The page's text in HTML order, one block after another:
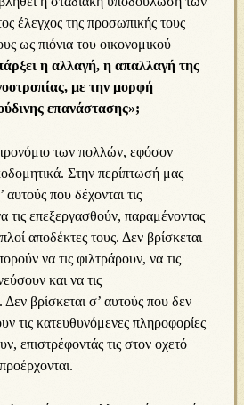
έλεγχος της προσωπικής τους
ως πιόνια του οικονομικού
η αλλαγή, η απαλλαγή της
με την μορφή
επανάστασης»;
των πολλών, εφόσον
Στην περίπτωσή μας
που δέχονται τις
τις επεξεργασθούν, παραμένοντας
αποδέκτες τους. Δεν βρίσκεται
να τις φιλτράρουν, να τις
και να τις
βρίσκεται σ’ αυτούς που δεν
τις κατευθυνόμενες πληροφορίες
επιστρέφοντάς τις στον οχετό